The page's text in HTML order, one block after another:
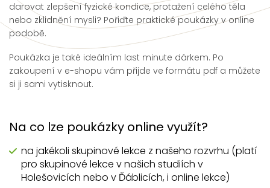
darovat zlepšení fyzické kondice, protažení celého těla
nebo zklidnění mysli? Pořiďte praktické poukázky v online
podobě.
Poukázka je také ideálním last minute dárkem. Po
zakoupení v e-shopu vám přijde ve formátu pdf a můžete
si ji sami vytisknout.
Na co lze poukázky online využít?
na jakékoli skupinové lekce z našeho rozvrhu (platí
pro skupinové lekce v našich studiích v
Holešovicích nebo v Ďáblicích, i online lekce)